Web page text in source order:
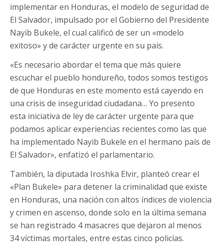
implementar en Honduras, el modelo de seguridad de
El Salvador, impulsado por el Gobierno del Presidente
Nayib Bukele, el cual calificó de ser un «modelo
exitoso» y de carácter urgente en su país.
«Es necesario abordar el tema que más quiere
escuchar el pueblo hondureño, todos somos testigos
de que Honduras en este momento está cayendo en
una crisis de inseguridad ciudadana… Yo presento
esta iniciativa de ley de carácter urgente para que
podamos aplicar experiencias recientes como las que
ha implementado Nayib Bukele en el hermano país de
El Salvador», enfatizó el parlamentario.
También, la diputada Iroshka Elvir, planteó crear el
«Plan Bukele» para detener la criminalidad que existe
en Honduras, una nación con altos índices de violencia
y crimen en ascenso, donde solo en la última semana
se han registrado 4 masacres que dejaron al menos
34 víctimas mortales, entre estas cinco policías.